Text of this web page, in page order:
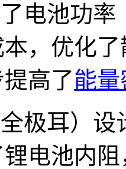
电池功率
，优化
高了能
极耳）
电池内